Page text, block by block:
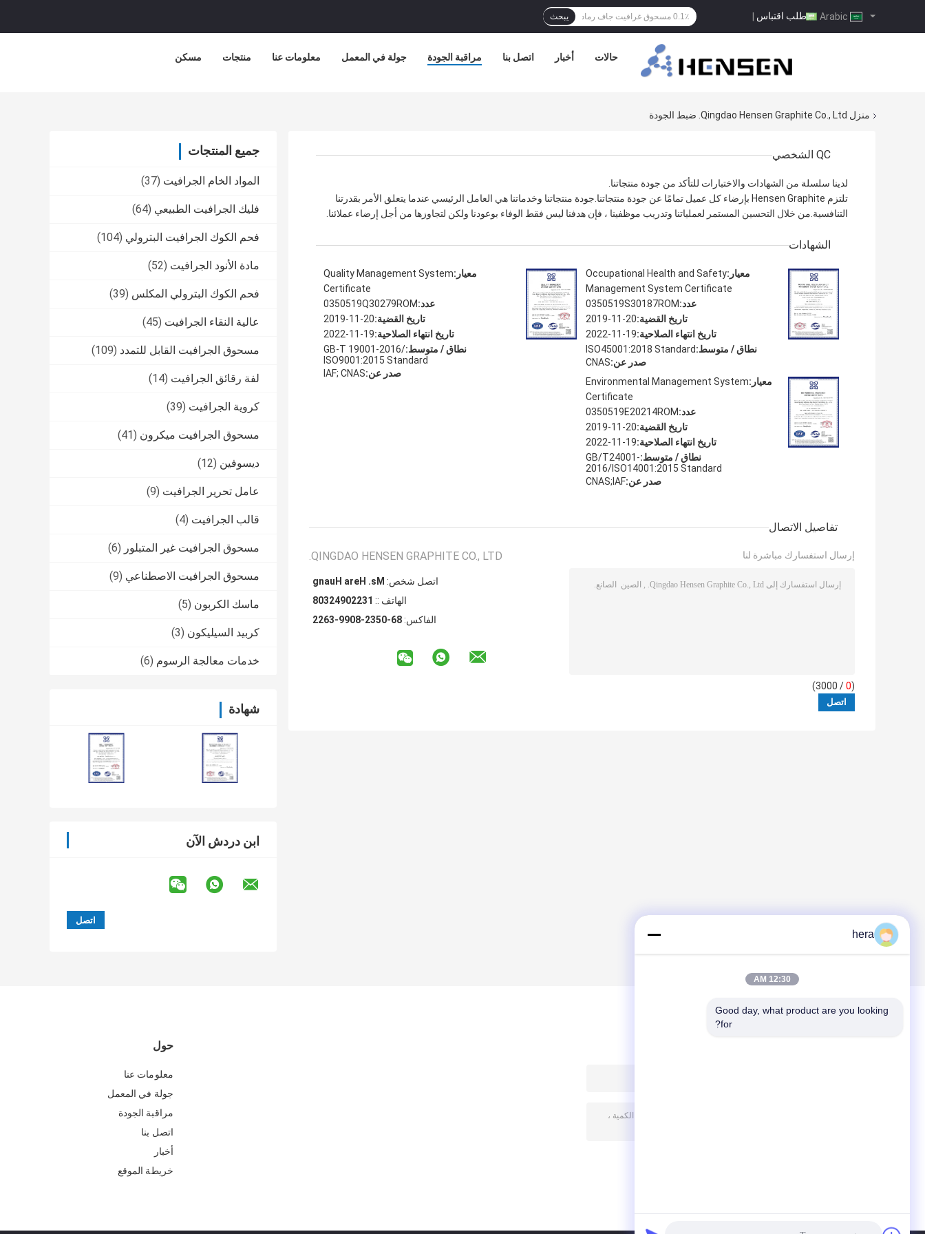
طلب اقتباس | يبحث
مسكن منتجات معلومات عنا جولة في المعمل مراقبة الجودة اتصل بنا أخبار حالات
منزل Qingdao Hensen Graphite Co., Ltd. ضبط الجودة
جميع المنتجات
المواد الخام الجرافيت (37)
فليك الجرافيت الطبيعي (64)
فحم الكوك الجرافيت البترولي (104)
مادة الأنود الجرافيت (52)
فحم الكوك البترولي المكلس (39)
عالية النقاء الجرافيت (45)
مسحوق الجرافيت القابل للتمدد (109)
لفة رقائق الجرافيت (14)
كروية الجرافيت (39)
مسحوق الجرافيت ميكرون (41)
ديسوفين (12)
عامل تحرير الجرافيت (9)
قالب الجرافيت (4)
مسحوق الجرافيت غير المتبلور (6)
مسحوق الجرافيت الاصطناعي (9)
ماسك الكربون (5)
كربيد السيليكون (3)
خدمات معالجة الرسوم (6)
شهادة
ابن دردش الآن
QC الشخصي
لدينا سلسلة من الشهادات والاختبارات للتأكد من جودة منتجاتنا.
تلتزم Hensen Graphite بإرضاء كل عميل تمامًا عن جودة منتجاتنا.جودة منتجاتنا وخدماتنا هي العامل الرئيسي عندما يتعلق الأمر بقدرتنا
التنافسية.من خلال التحسين المستمر لعملياتنا وتدريب موظفينا ، فإن هدفنا ليس فقط الوفاء بوعودنا ولكن لتجاوزها من أجل إرضاء عملائنا.
الشهادات
معيار:Quality Management System
Certificate
عدد:0350519Q30279ROM
تاريخ القضية:2019-11-20
تاريخ انتهاء الصلاحية:2022-11-19
نطاق / متوسط:GB-T 19001-2016/
ISO9001:2015 Standard
صدر عن:IAF; CNAS
معيار:Occupational Health and Safety
Management System Certificate
عدد:0350519S30187ROM
تاريخ القضية:2019-11-20
تاريخ انتهاء الصلاحية:2022-11-19
نطاق / متوسط:ISO45001:2018 Standard
صدر عن:CNAS
معيار:Environmental Management System
Certificate
عدد:0350519E20214ROM
تاريخ القضية:2019-11-20
تاريخ انتهاء الصلاحية:2022-11-19
نطاق / متوسط:GB/T24001-
2016/ISO14001:2015 Standard
صدر عن:CNAS;IAF
تفاصيل الاتصال
QINGDAO HENSEN GRAPHITE CO., LTD.
اتصل شخص: Ms. Hera Huang
الهاتف :: 13220942308
الفاكس: 86-0532-8099-3622
إرسال استفسارك مباشرة لنا
(
0
/ 3000)
حول
معلومات عنا
جولة في المعمل
مراقبة الجودة
اتصل بنا
أخبار
خريطة الموقع
hera
12:30 AM
Good day, what product are you looking
for?